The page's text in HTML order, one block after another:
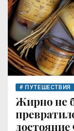
ПУТЕШЕСТВИЯ
Жирно не